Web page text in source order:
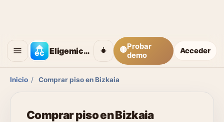
Eligemicasa 🟡Probar
demo
Acceder
Inicio / Comprar piso en Bizkaia
Comprar piso en Bizkaia